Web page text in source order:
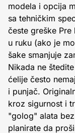
modela i opcija
sa tehničkim
česte greške
u ruku (ako je
šake smanjuje
Nikada ne
ćelije često
i punjač.
kroz sigurnost i
"golog" alata
planirate da